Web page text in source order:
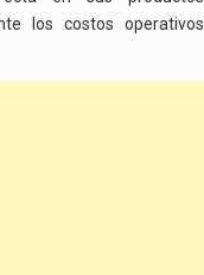
los costos operativos